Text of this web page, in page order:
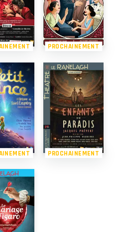
PROCHAINEMENT
PROCHAINEMENT